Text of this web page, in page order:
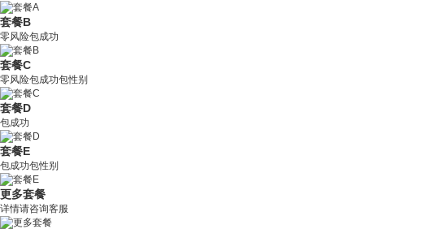
套餐B
零风险包成功
套餐C
零风险包成功包性别
套餐D
包成功
套餐E
包成功包性别
更多套餐
详情请咨询客服